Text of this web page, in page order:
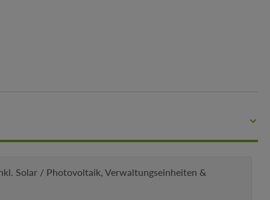
Solar / Photovoltaik, Verwaltungseinheiten &